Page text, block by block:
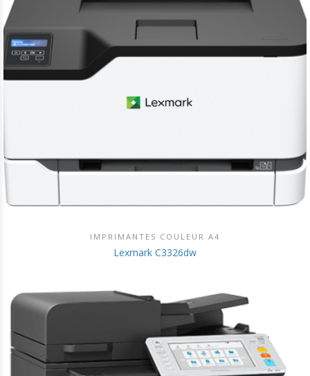
DÉCOUVRIR CE PRODUIT
IMPRIMANTES COULEUR A4
Lexmark C3326dw